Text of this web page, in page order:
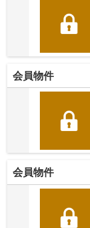
会員物件
会員物件